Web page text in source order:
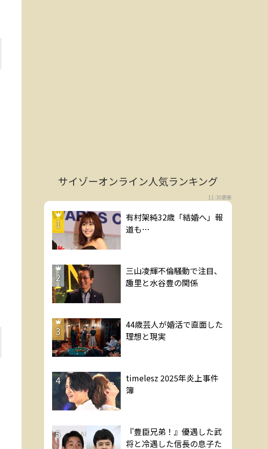
サイゾーオンライン人気ランキング
11:30更新
1
有村架純32歳「結婚へ」報
道も…
2
三山凌輝不倫騒動で注目、
趣里と水谷豊の関係
3
44歳芸人が婚活で直面した
理想と現実
4
timelesz 2025年炎上事件
簿
5
『豊臣兄弟！』優遇した武
将と冷遇した信長の息子た